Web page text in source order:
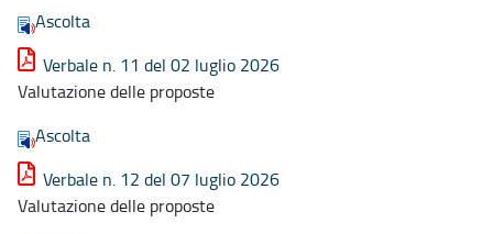
Ascolta
Verbale n. 11 del 02 luglio 2026
Valutazione delle proposte
Ascolta
Verbale n. 12 del 07 luglio 2026
Valutazione delle proposte